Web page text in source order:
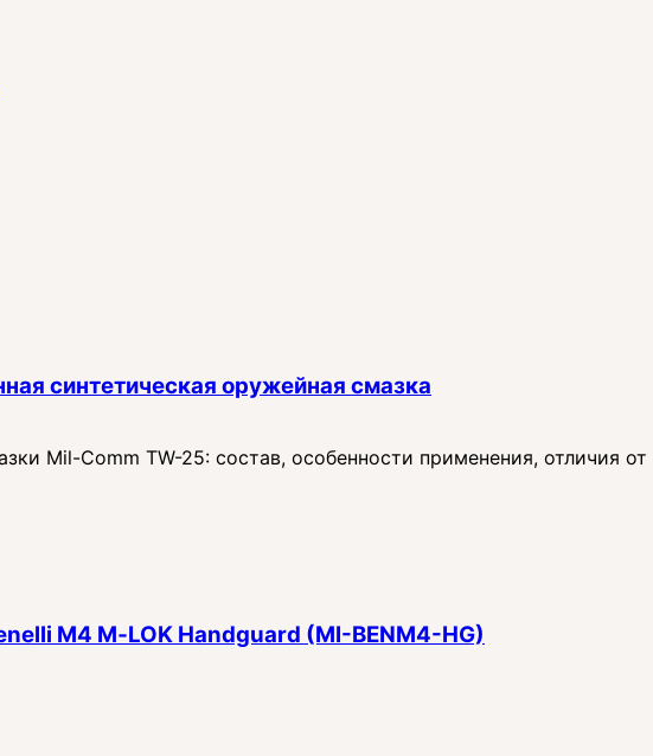
синтетическая оружейная смазка
Mil-Comm TW-25: состав, особенности применения, отличия
M4 M‑LOK Handguard (MI-BENM4-HG)